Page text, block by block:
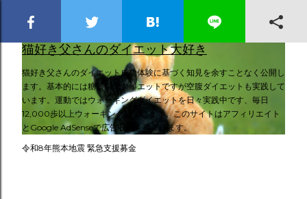
スキップしてメイン コンテンツに移動
猫好き父さんのダイエット大好き
猫好き父さんのダイエット成功体験に基づく知見を余すことなく公開し
ます。基本的には糖質制限ダイエットですが空腹ダイエットも実践して
います。運動ではウォーキングダイエットを日々実践中です、毎日
12,000歩以上ウォーキングしています。このサイトはアフィリエイト
とGoogle AdSenseで広告収入を得ています。
令和8年熊本地震 緊急支援募金